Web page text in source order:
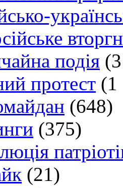
подія
протест (1
(648)
(375)
(21)